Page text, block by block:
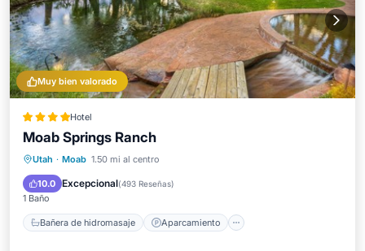
Muy bien valorado
Hotel
Moab Springs Ranch
Utah · Moab 1.50 mi al centro
10.0 Excepcional(493 Reseñas)
1 Baño
Bañera de hidromasaje Aparcamiento
Bañera de hidromasaje
Piscina
Balcón/Terraza